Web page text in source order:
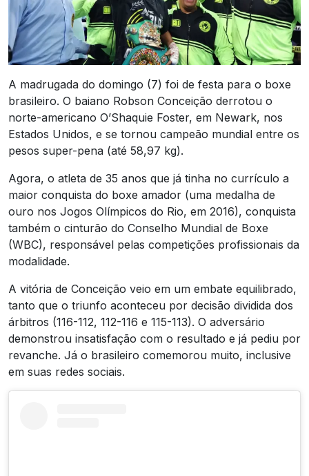
A madrugada do domingo (7) foi de festa para o boxe
brasileiro. O baiano Robson Conceição derrotou o
norte-americano O’Shaquie Foster, em Newark, nos
Estados Unidos, e se tornou campeão mundial entre os
pesos super-pena (até 58,97 kg).
Agora, o atleta de 35 anos que já tinha no currículo a
maior conquista do boxe amador (uma medalha de
ouro nos Jogos Olímpicos do Rio, em 2016), conquista
também o cinturão do Conselho Mundial de Boxe
(WBC), responsável pelas competições profissionais da
modalidade.
A vitória de Conceição veio em um embate equilibrado,
tanto que o triunfo aconteceu por decisão dividida dos
árbitros (116-112, 112-116 e 115-113). O adversário
demonstrou insatisfação com o resultado e já pediu por
revanche. Já o brasileiro comemorou muito, inclusive
em suas redes sociais.